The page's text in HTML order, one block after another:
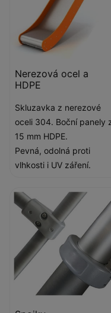
Nerezová ocel a
HDPE
Skluzavka z nerezové
oceli 304. Boční panely
15 mm HDPE.
Pevná, odolná proti
vlhkosti i UV záření.